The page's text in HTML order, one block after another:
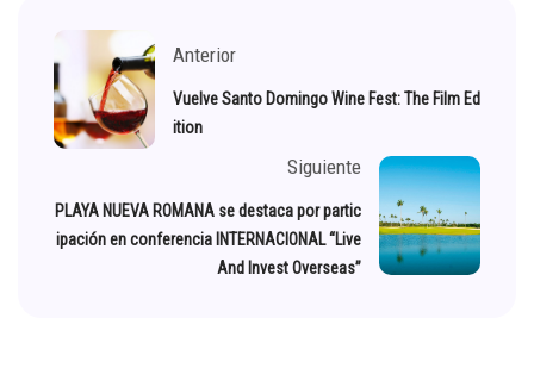
Anterior
Vuelve Santo Domingo Wine Fest: The Film Ed
ition
Siguiente
PLAYA NUEVA ROMANA se destaca por partic
ipación en conferencia INTERNACIONAL “Live
And Invest Overseas”